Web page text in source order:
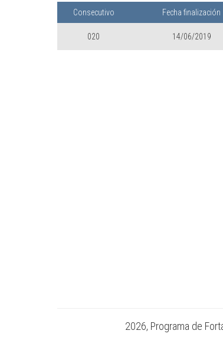
Consecutivo Fecha finalización
020 14/06/2019
2026, Programa de